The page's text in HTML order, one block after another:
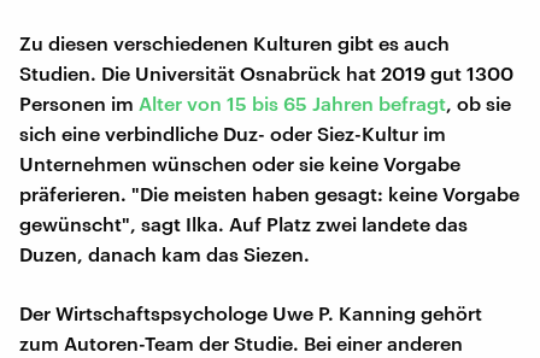
Zu diesen verschiedenen Kulturen gibt es auch
Studien. Die Universität Osnabrück hat 2019 gut 1300
Personen im Alter von 15 bis 65 Jahren befragt , ob sie
sich eine verbindliche Duz- oder Siez-Kultur im
Unternehmen wünschen oder sie keine Vorgabe
präferieren. "Die meisten haben gesagt: keine Vorgabe
gewünscht", sagt Ilka. Auf Platz zwei landete das
Duzen, danach kam das Siezen.
Der Wirtschaftspsychologe Uwe P. Kanning gehört
zum Autoren-Team der Studie. Bei einer anderen